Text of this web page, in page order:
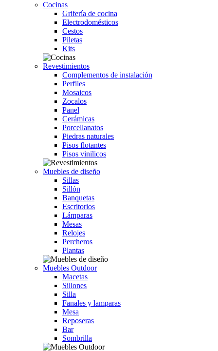
Cocinas
Grifería de cocina
Electrodomésticos
Cestos
Piletas
Kits
Revestimientos
Complementos de instalación
Perfiles
Mosaicos
Zocalos
Panel
Cerámicas
Porcellanatos
Piedras naturales
Pisos flotantes
Pisos vinilicos
Muebles de diseño
Sillas
Sillón
Banquetas
Escritorios
Lámparas
Mesas
Relojes
Percheros
Plantas
Muebles Outdoor
Macetas
Sillones
Silla
Fanales y lamparas
Mesa
Reposeras
Bar
Sombrilla